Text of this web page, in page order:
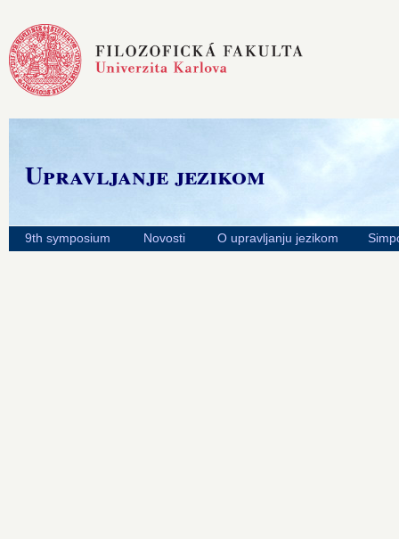
Upravljanje jezikom
9th symposium Novosti O upravljanju jezikom